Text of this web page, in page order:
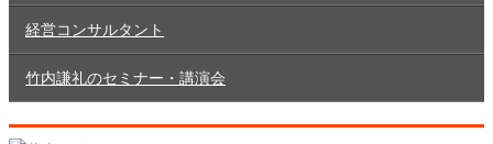
経営コンサルタント
竹内謙礼のセミナー・講演会